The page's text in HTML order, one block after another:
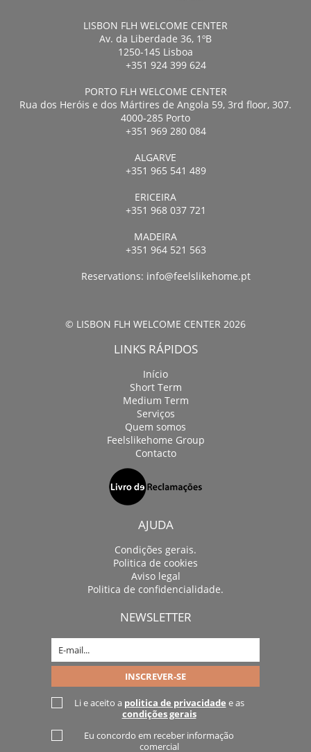
LISBON FLH WELCOME CENTER
Av. da Liberdade 36, 1ºB
1250-145 Lisboa
+351 924 399 624
PORTO FLH WELCOME CENTER
Rua dos Heróis e dos Mártires de Angola 59, 3rd floor, 307.
4000-285 Porto
+351 969 280 084
ALGARVE
+351 965 541 489
ERICEIRA
+351 968 037 721
MADEIRA
+351 964 521 563
Reservations: info@feelslikehome.pt
© LISBON FLH WELCOME CENTER 2026
LINKS RÁPIDOS
Início
Short Term
Medium Term
Serviços
Quem somos
Feelslikehome Group
Contacto
AJUDA
Condições gerais.
Politica de cookies
Aviso legal
Politica de confidencialidade.
NEWSLETTER
Li e aceito a politica de privacidade e as
condições gerais
Eu concordo em receber informação
comercial